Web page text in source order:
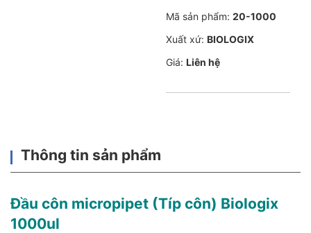
Mã sản phẩm: 20-1000
Xuất xứ: BIOLOGIX
Giá: Liên hệ
Thông tin sản phẩm
Đầu côn micropipet (Típ côn) Biologix
1000ul